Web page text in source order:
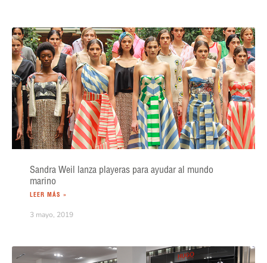
Sandra Weil lanza playeras para ayudar al mundo
marino
LEER MÁS »
3 mayo, 2019